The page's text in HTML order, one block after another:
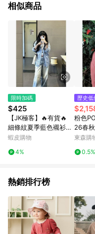
球嚴選、商城、專案商品、「
回饋。 5. 點數回饋會扣除所
實際回饋請依LINE購物通知
ETMall站內之折扣優惠(包含
券等)，不具點數回饋資格。
顯示為準。 7. LINE購物設有
殊活動時開放「回饋無上限
計算，並依訂單成立時間當下
如顯示之商品規格、顏色、價
頁不符，以銷售網頁標示為準
日期+180天以內至LINE購物
行申訴，恕無法贈點回饋。
用，或不適用於無回饋商品。
請依點數紅包頁面規則為準。
相似商品
限時加碼
$425
【JK極客】🔥有貨🔥
細條紋夏季藍色襯衫長
袖2025設計感小衆寬
襯衣 簡約女襯衫
蝦皮購物
4%
歷史低
粉色
26春
套休閑
東森購
0.5%
熱銷排行榜